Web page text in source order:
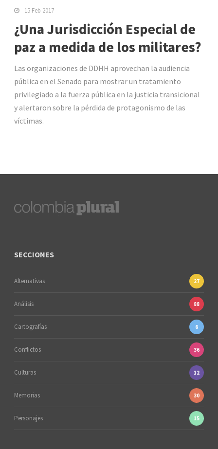
15 Feb 2017
¿Una Jurisdicción Especial de
paz a medida de los militares?
Las organizaciones de DDHH aprovechan la audiencia
pública en el Senado para mostrar un tratamiento
privilegiado a la fuerza pública en la justicia transicional
y alertaron sobre la pérdida de protagonismo de las
víctimas.
SECCIONES
Alternativas 27
Análisis 88
Cartografías 6
Conflictos 36
Culturas 12
Memorias 30
Personajes 15